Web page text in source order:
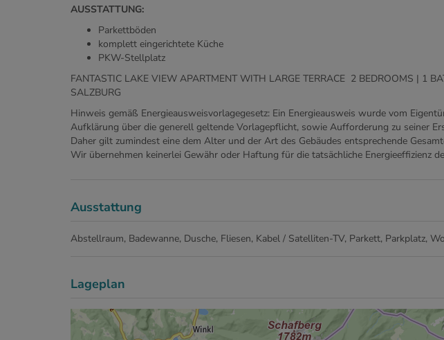
AUSSTATTUNG:
Parkettböden
komplett eingerichtete Küche
PKW-Stellplatz
FANTASTIC LAKE VIEW APARTMENT WITH LARGE TERRACE 2 BEDROOMS | 1
SALZBURG
Hinweis gemäß Energieausweisvorlagegesetz: Ein Energieausweis wurde vom
Aufklärung über die generell geltende Vorlagepflicht, sowie Aufforderung zu seiner
Daher gilt zumindest eine dem Alter und der Art des Gebäudes entsprechende
Wir übernehmen keinerlei Gewähr oder Haftung für die tatsächliche Energieeffizienz
Ausstattung
Abstellraum Badewanne Dusche Fliesen Kabel / Satelliten-TV Parkett Parkplatz
Lageplan